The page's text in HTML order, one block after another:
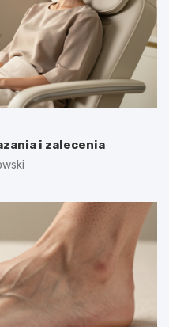
i zalecenia